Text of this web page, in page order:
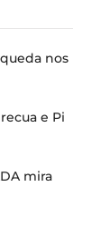
nos
e Pi
mira